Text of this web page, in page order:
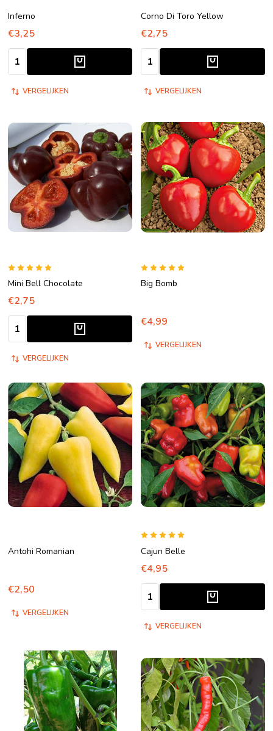
Inferno
€3,25
Aantal:
VERGELIJKEN
Corno Di Toro Yellow
€2,75
Aantal:
VERGELIJKEN
Mini Bell Chocolate
€2,75
Aantal:
VERGELIJKEN
Big Bomb
€4,99
VERGELIJKEN
Antohi Romanian
€2,50
VERGELIJKEN
Cajun Belle
€4,95
Aantal:
VERGELIJKEN